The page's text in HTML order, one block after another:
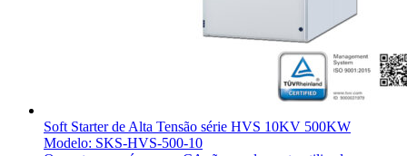
Soft Starter de Alta Tensão série HVS 10KV 500KW
Modelo: SKS-HVS-500-10